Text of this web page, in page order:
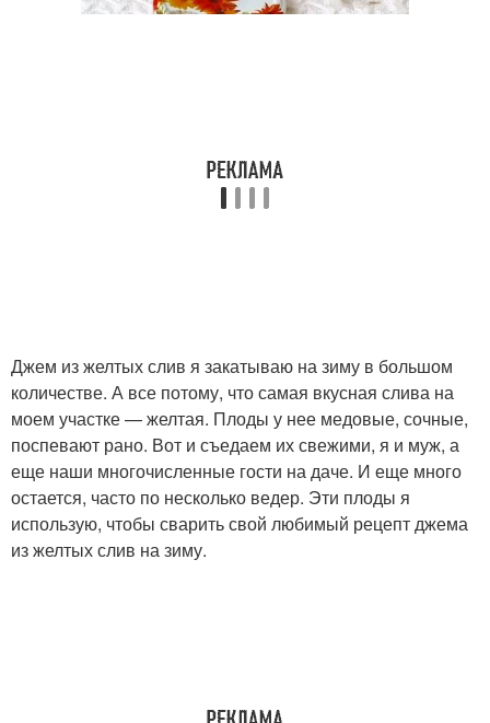
Джем из желтых слив я закатываю на зиму в большом
количестве. А все потому, что самая вкусная слива на
моем участке — желтая. Плоды у нее медовые, сочные,
поспевают рано. Вот и съедаем их свежими, я и муж, а
еще наши многочисленные гости на даче. И еще много
остается, часто по несколько ведер. Эти плоды я
использую, чтобы сварить свой любимый рецепт джема
из желтых слив на зиму.